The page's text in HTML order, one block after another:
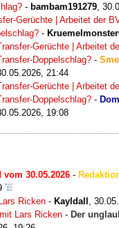
- bambam191279,
Gerüchte | Arbeitet der
-
Gerüchte | Arbeitet
Doppelschlag? -
21:44
Gerüchte | Arbeitet
Doppelschlag? -
19:08
vom 30.05.2026 -
Ricken - Kayldall
Lars Ricken - Der